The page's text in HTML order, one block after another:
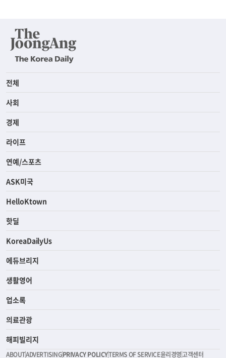
전체
사회
경제
라이프
연예/스포츠
ASK미국
HelloKtown
핫딜
KoreaDailyUs
에듀브리지
생활영어
업소록
의료관광
해피빌리지
ABOUTADVERTISINGPRIVACY POLICYTERMS OF SERVICE윤리경영고객센터